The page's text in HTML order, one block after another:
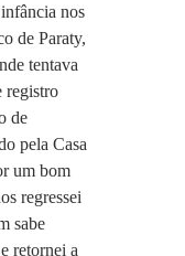
nos
de Paraty,
tentava
registro
de
pela Casa
um bom
regressei
sabe
retornei a